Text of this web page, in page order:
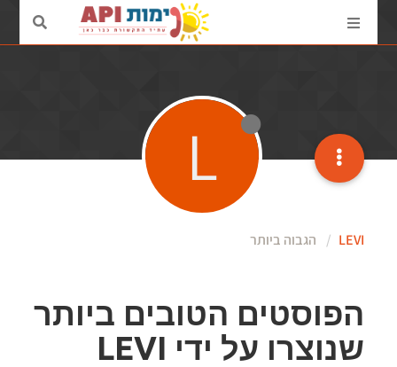
LEVI הגבוה ביותר
L
הפוסטים הטובים ביותר
שנוצרו על ידי LEVI